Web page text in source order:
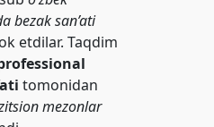
bezak san’ati
etdilar. Taqdim
tomonidan
mezonlar